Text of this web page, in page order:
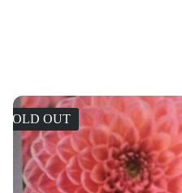
SOLD OUT